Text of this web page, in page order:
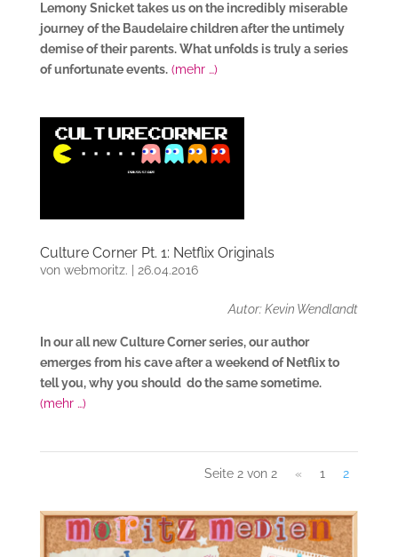
Lemony Snicket takes us on the incredibly miserable
journey of the Baudelaire children after the untimely
demise of their parents. What unfolds is truly a series
of unfortunate events. (mehr …)
Culture Corner Pt. 1: Netflix Originals
von webmoritz. 26.04.2016
Autor: Kevin Wendlandt
In our all new Culture Corner series, our author
emerges from his cave after a weekend of Netflix to
tell you, why you should do the same sometime.
(mehr …)
Seite 2 von 2 « 1 2